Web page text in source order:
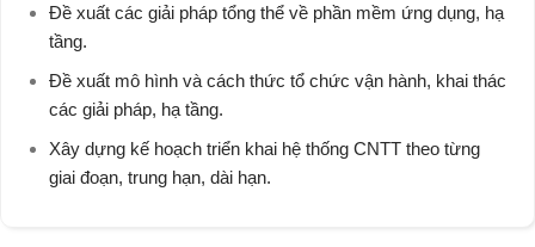
Đề xuất các giải pháp tổng thể về phần mềm ứng dụng, hạ
tầng.
Đề xuất mô hình và cách thức tổ chức vận hành, khai thác
các giải pháp, hạ tầng.
Xây dựng kế hoạch triển khai hệ thống CNTT theo từng
giai đoạn, trung hạn, dài hạn.